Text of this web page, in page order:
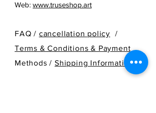
Web: www.truseshop.art
FAQ / cancellation policy
/
Terms & Conditions & Payment
Methods /Shipping Information